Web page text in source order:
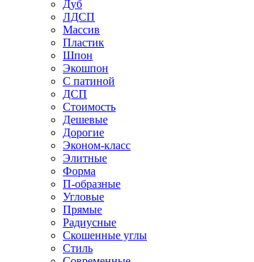
Дуб
ЛДСП
Массив
Пластик
Шпон
Экошпон
С патиной
ДСП
Стоимость
Дешевые
Дорогие
Эконом-класс
Элитные
Форма
П-образные
Угловые
Прямые
Радиусные
Скошенные углы
Стиль